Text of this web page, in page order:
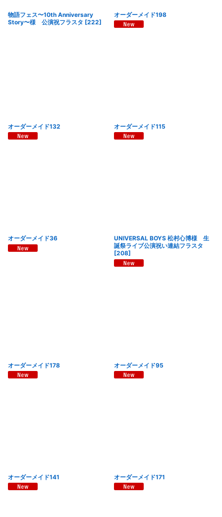
物語フェス〜10th Anniversary
Story〜様 公演祝フラスタ [222]
オーダーメイド198
オーダーメイド132 オーダーメイド115
オーダーメイド36
UNIVERSAL BOYS 松村心博様 生
誕祭ライブ公演祝い連結フラスタ
[208]
オーダーメイド178 オーダーメイド95
オーダーメイド141 オーダーメイド171